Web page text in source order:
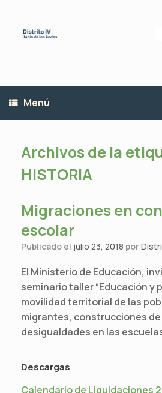
contenido
Menú
Archivos de la
HISTORIA
Migraciones en
escolar
Publicado el julio 23, 2018 por
El Ministerio de Educación,
seminario taller “Educación y
movilidad territorial de las
migrantes, construcciones
desigualdades en las
Descargas
Calendario de Liquidaciones